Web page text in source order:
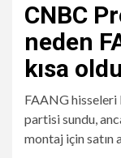
CNBC
neden
kısa
FAANG hisseleri
partisi sundu,
montaj için satın